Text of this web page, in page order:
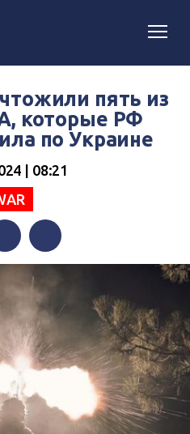
пять из
которые РФ
по Украине
| 08:21
Telegram